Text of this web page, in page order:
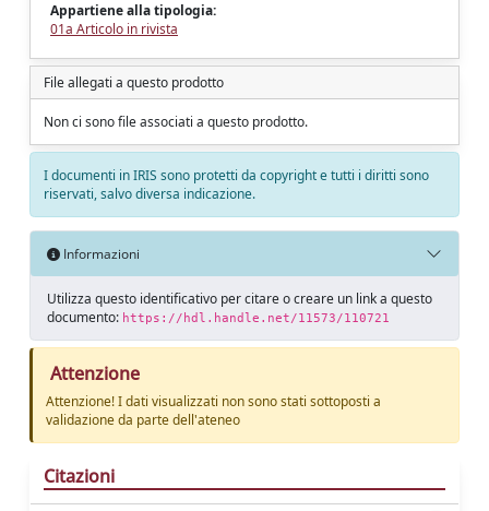
Appartiene alla tipologia:
01a Articolo in rivista
File allegati a questo prodotto
Non ci sono file associati a questo prodotto.
I documenti in IRIS sono protetti da copyright e tutti i diritti sono
riservati, salvo diversa indicazione.
Informazioni
Utilizza questo identificativo per citare o creare un link a questo
documento: https://hdl.handle.net/11573/110721
Attenzione
Attenzione! I dati visualizzati non sono stati sottoposti a
validazione da parte dell'ateneo
Citazioni